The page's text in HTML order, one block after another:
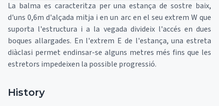
La balma es caracteritza per una estança de sostre baix,
d'uns 0,6m d'alçada mitja i en un arc en el seu extrem W que
suporta l'estructura i a la vegada divideix l'accés en dues
boques allargades. En l'extrem E de l'estança, una estreta
diàclasi permet endinsar-se alguns metres més fins que les
estretors impedeixen la possible progressió.
History